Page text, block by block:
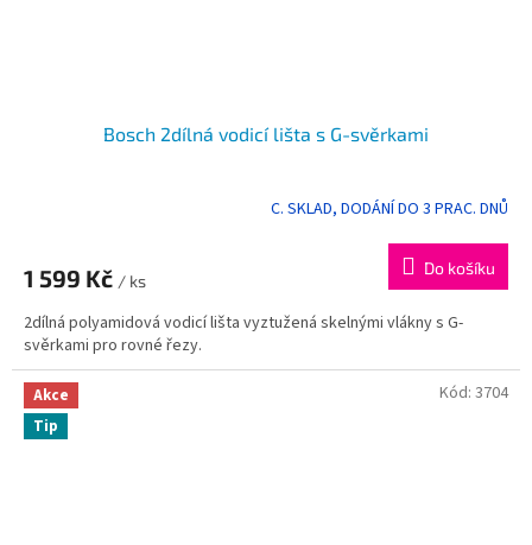
Bosch 2dílná vodicí lišta s G-svěrkami
C. SKLAD, DODÁNÍ DO 3 PRAC. DNŮ
1 599 Kč / ks
Do košíku
2dílná polyamidová vodicí lišta vyztužená skelnými vlákny s G-
svěrkami pro rovné řezy.
Akce
Tip
Kód: 3704